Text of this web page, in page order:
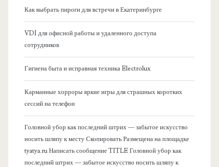
Как выбрать пироги для встречи в Екатеринбурге
VDI для офисной работы и удаленного доступа
сотрудников
Гигиена быта и исправная техника Electrolux
Карманные хорроры яркие игры для страшных коротких
сессий на телефон
Головной убор как последний штрих — забытое искусство
носить шляпу к месту Скопировать Размещена на площадке
tyatya.ru Написать сообщение TITLE Головной убор как
последний штрих — забытое искусство носить шляпу к